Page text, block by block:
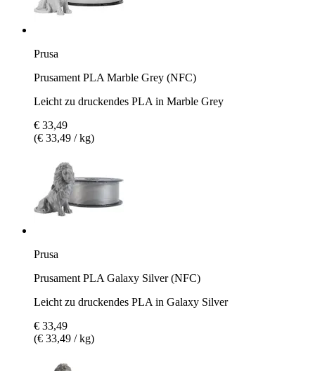
Prusa
Prusament PLA Marble Grey (NFC)
Leicht zu druckendes PLA in Marble Grey
€ 33,49
(€ 33,49 / kg)
Prusa
Prusament PLA Galaxy Silver (NFC)
Leicht zu druckendes PLA in Galaxy Silver
€ 33,49
(€ 33,49 / kg)